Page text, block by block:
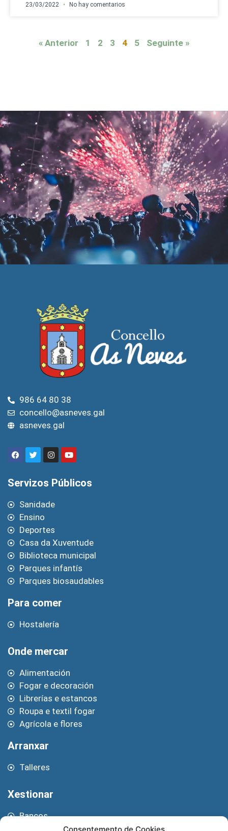
23/03/2022 No hay comentarios
« Anterior 1 2 3 4 5 Seguinte »
986 64 80 38
concello@asneves.gal
asneves.gal
Servizos Públicos
Sanidade
Ensino
Deportes
Casa da Xuventude
Biblioteca municipal
Parques infantís
Parques biosaudables
Para comer
Hostalería
Onde mercar
Alimentación
Fogar e decoración
Librerías e estancos
Roupa e textil fogar
Agrícola e flores
Arranxar
Talleres
Xestionar
Bancos